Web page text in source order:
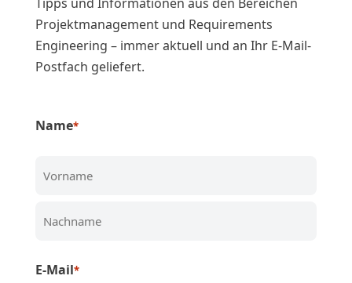
Tipps und Informationen aus den Bereichen
Projektmanagement und Requirements
Engineering – immer aktuell und an Ihr E-Mail-
Postfach geliefert.
Name*
E-Mail*